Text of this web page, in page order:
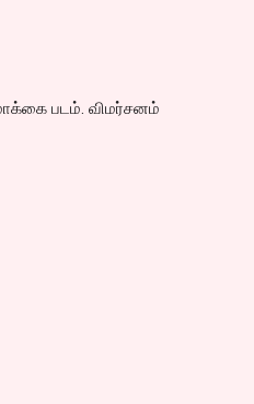
படம். விமர்சனம்